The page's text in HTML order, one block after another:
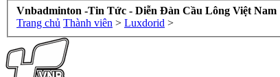
Vnbadminton -Tin Tức - Diễn Đàn Cầu Lông Việt Nam
Trang chủ Thành viên > Luxdorid >